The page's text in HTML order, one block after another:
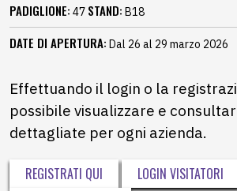
PADIGLIONE: 47 STAND: B18
DATE DI APERTURA: Dal 26 al 29 marzo 2026
Effettuando il login o la
possibile visualizzare e
dettagliate per ogni azienda.
REGISTRATI QUI
LOGIN VISITATORI